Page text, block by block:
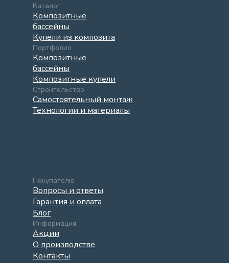
Каталог
Композитные
бассейны
Купели из композита
Портфолио
Композитные
бассейны
Композитные купели
Строительство
Самостоятельный монтаж
Технологии и материалы
Покупателю
Вопросы и ответы
Гарантия и оплата
Блог
Информация
Акции
О производстве
Контакты